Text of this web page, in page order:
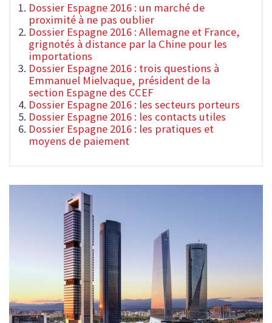
Dossier Espagne 2016 : un marché de
proximité à ne pas oublier
Dossier Espagne 2016 : Allemagne et France,
grignotés à distance par la Chine pour les
importations
Dossier Espagne 2016 : trois questions à
Emmanuel Mielvaque, président de la
section Espagne des CCEF
Dossier Espagne 2016 : les secteurs porteurs
Dossier Espagne 2016 : les contacts utiles
Dossier Espagne 2016 : les pratiques et
moyens de paiement